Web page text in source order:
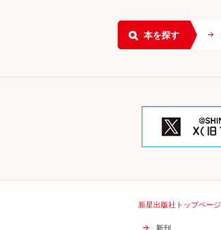
本を探す
新星出版社トップページ
新刊